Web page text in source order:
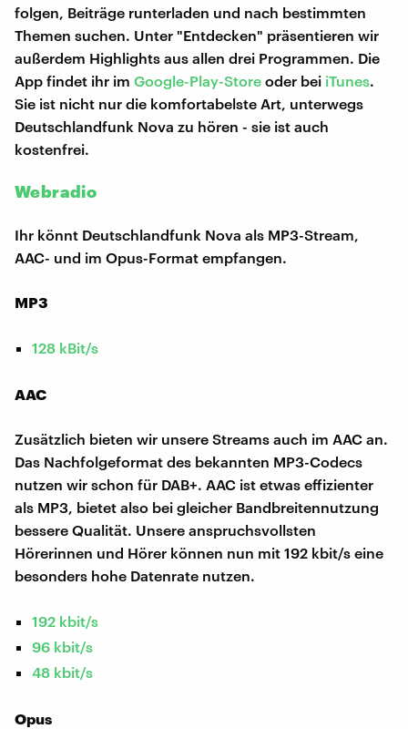
folgen, Beiträge runterladen und nach bestimmten
Themen suchen. Unter "Entdecken" präsentieren wir
außerdem Highlights aus allen drei Programmen. Die
App findet ihr im Google-Play-Store oder bei iTunes.
Sie ist nicht nur die komfortabelste Art, unterwegs
Deutschlandfunk Nova zu hören - sie ist auch
kostenfrei.
Webradio
Ihr könnt Deutschlandfunk Nova als MP3-Stream,
AAC- und im Opus-Format empfangen.
MP3
128 kBit/s
AAC
Zusätzlich bieten wir unsere Streams auch im AAC an.
Das Nachfolgeformat des bekannten MP3-Codecs
nutzen wir schon für DAB+. AAC ist etwas effizienter
als MP3, bietet also bei gleicher Bandbreitennutzung
bessere Qualität. Unsere anspruchsvollsten
Hörerinnen und Hörer können nun mit 192 kbit/s eine
besonders hohe Datenrate nutzen.
192 kbit/s
96 kbit/s
48 kbit/s
Opus